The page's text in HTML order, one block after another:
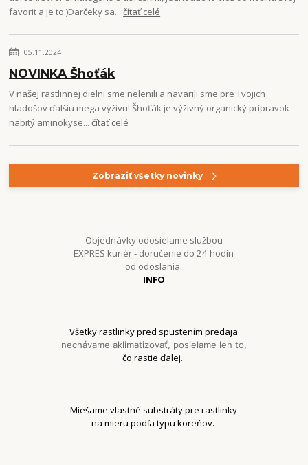
favorit a je to:)Darčeky sa...čítať celé
05.11.2024
NOVINKA Šhoťák
V našej rastlinnej dielni sme nelenili a navarili sme pre Tvojich
hladošov ďalšiu mega výživu! Šhoťák je výživný organický prípravok
nabitý aminokyse...čítať celé
Zobraziť všetky novinky
Objednávky odosielame službou
EXPRES kuriér - doručenie do 24 hodín
od odoslania.
INFO
Všetky rastlinky pred spustením predaja
nechávame aklimatizovať, posielame len to,
čo rastie ďalej.
Miešame vlastné substráty pre rastlinky
na mieru podľa typu koreňov.